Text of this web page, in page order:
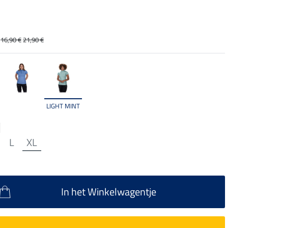
LIGHT MINT
L XL
16,90 €21,90 €
In het Winkelwagentje